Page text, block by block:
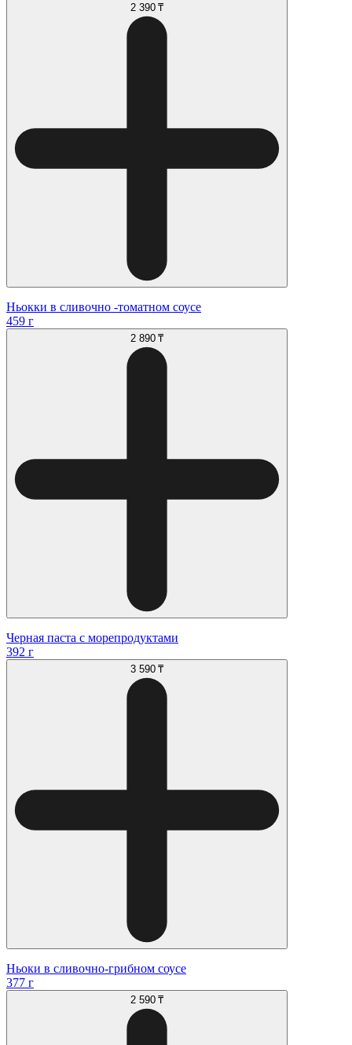
2 390 ₸
Ньокки в сливочно -томатном соусе
459 г
2 890 ₸
Черная паста с морепродуктами
392 г
3 590 ₸
Ньоки в сливочно-грибном соусе
377 г
2 590 ₸